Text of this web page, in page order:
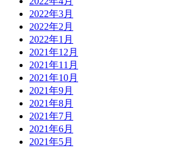
2022年3月
2022年2月
2022年1月
2021年12月
2021年11月
2021年10月
2021年9月
2021年8月
2021年7月
2021年6月
2021年5月